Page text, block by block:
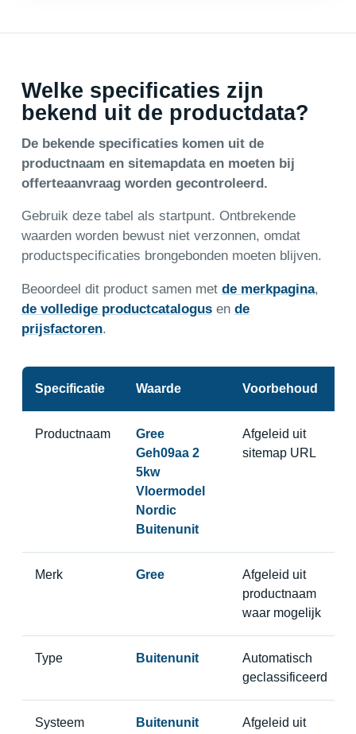
Welke specificaties zijn
bekend uit de productdata?
De bekende specificaties komen uit de
productnaam en sitemapdata en moeten bij
offerteaanvraag worden gecontroleerd.
Gebruik deze tabel als startpunt. Ontbrekende
waarden worden bewust niet verzonnen, omdat
productspecificaties brongebonden moeten blijven.
Beoordeel dit product samen met de merkpagina,
de volledige productcatalogusen de
prijsfactoren.
Specificatie Waarde Voorbehoud
Productnaam
Gree
Geh09aa 2
5kw
Vloermodel
Nordic
Buitenunit
Afgeleid uit
sitemap URL
Merk Gree
Afgeleid uit
productnaam
waar mogelijk
Type Buitenunit
Automatisch
geclassificeerd
Systeem Buitenunit
Afgeleid uit